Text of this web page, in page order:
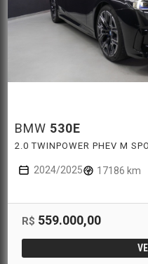
BMW 530E
2.0 TWINPOWER PHEV M
2024/2025 17186 km
R$ 559.000,00